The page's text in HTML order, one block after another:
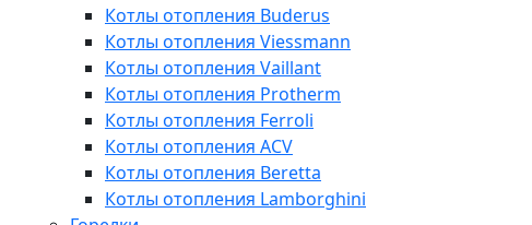
Котлы отопления Buderus
Котлы отопления Viessmann
Котлы отопления Vaillant
Котлы отопления Protherm
Котлы отопления Ferroli
Котлы отопления ACV
Котлы отопления Beretta
Котлы отопления Lamborghini